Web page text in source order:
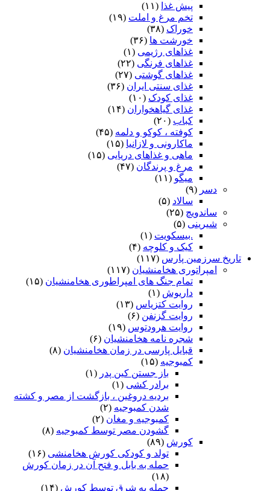
پیش غذا (۱۱)
تخم مرغ و املت (۱۹)
خوراک (۳۸)
خورشت ها (۳۶)
غذاهای رژیمی (۱)
غذاهای فرنگی (۲۲)
غذاهای گوشتی (۲۷)
غذای سنتی ایران (۳۶)
غذای کودک (۱۰)
غذای گیاهخواران (۱۴)
کباب (۲۰)
کوفته ، کوکو و دلمه (۴۵)
ماکارونی و لازانیا (۱۵)
ماهی و غذاهای دریایی (۱۵)
مرغ و پرندگان (۴۷)
میگو (۱۱)
دسر (۹)
سالاد (۵)
ساندویچ (۲۵)
شیرینی (۵)
.بیسکویت (۱)
کیک و کلوچه (۴)
تاریخ سرزمین پارس (۱۱۷)
امپراتوری هخامنشیان (۱۱۷)
تمام جنگ های امپراطوری هخامنشیان (۱۵)
داریوش (۱)
روایت کتزیاس (۱۳)
روایت گزنفن (۶)
روایت هرودتوس (۱۹)
شجره نامه هخامنشیان (۶)
قبایل پارسی در زمان هخامنشیان (۸)
کمبوجیه (۱۵)
باز جستن کین پدر (۱)
برادر کشی (۱)
بردیه دروغین ، بازگشت از مصر و کشته
شدن کمبوجیه (۲)
کمبوجیه و مغان (۲)
گشودن مصر توسط کمبوجیه (۸)
کورش (۸۹)
تولد و کودکی کورش هخامنشی (۱۶)
حمله به بابل و فتح آن در زمان کورش
(۱۸)
حمله به شرق توسط کورش (۱۴)